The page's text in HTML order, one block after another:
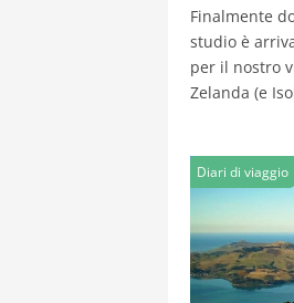
Finalmente
studio è
per il nostro
Zelanda (e
Diari di viaggio